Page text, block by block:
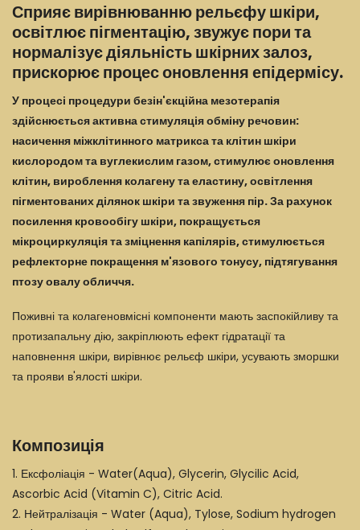
Сприяє вирівнюванню рельєфу шкіри,
освітлює пігментацію, звужує пори та
нормалізує діяльність шкірних залоз,
прискорює процес оновлення епідермісу.
У процесі процедури безін'єкційна мезотерапія
здійснюється активна стимуляція обміну речовин:
насичення міжклітинного матрикса та клітин шкіри
кислородом та вуглекислим газом, стимулює оновлення
клітин, вироблення колагену та еластину, освітлення
пігментованих ділянок шкіри та звуження пір. За рахунок
посилення кровообігу шкіри, покращується
мікроциркуляція та зміцнення капілярів, стимулюється
рефлекторне покращення м'язового тонусу, підтягування
птозу овалу обличчя.
Поживні та колагеновмісні компоненти мають заспокійливу та
протизапальну дію, закріплюють ефект гідратації та
наповнення шкіри, вирівнює рельєф шкіри, усувають зморшки
та прояви в'ялості шкіри.
Композиція
1. Ексфоліація - Water(Aqua), Glycerin, Glycilic Acid,
Ascorbic Acid (Vitamin C), Citric Acid.
2. Нейтралізація - Water (Aqua), Tylose, Sodium hydrogen